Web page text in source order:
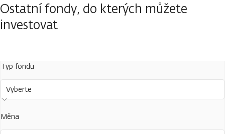
Ostatní fondy, do kterých můžete
investovat
Typ fondu
Vyberte
Měna